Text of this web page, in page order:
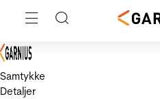
Samtykke
Detaljer